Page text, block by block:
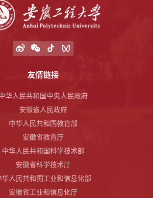
友情链接
华人民共和国中央人民政府
安徽省人民政府
中华人民共和国教育部
安徽省教育厅
中华人民共和国科学技术部
安徽省科学技术厅
华人民共和国工业和信息化部
安徽省工业和信息化厅